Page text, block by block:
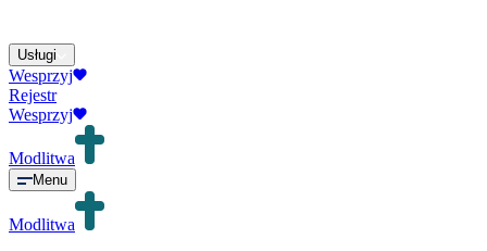
Usługi
Wesprzyj
Rejestr
Wesprzyj
Modlitwa
Menu
Modlitwa